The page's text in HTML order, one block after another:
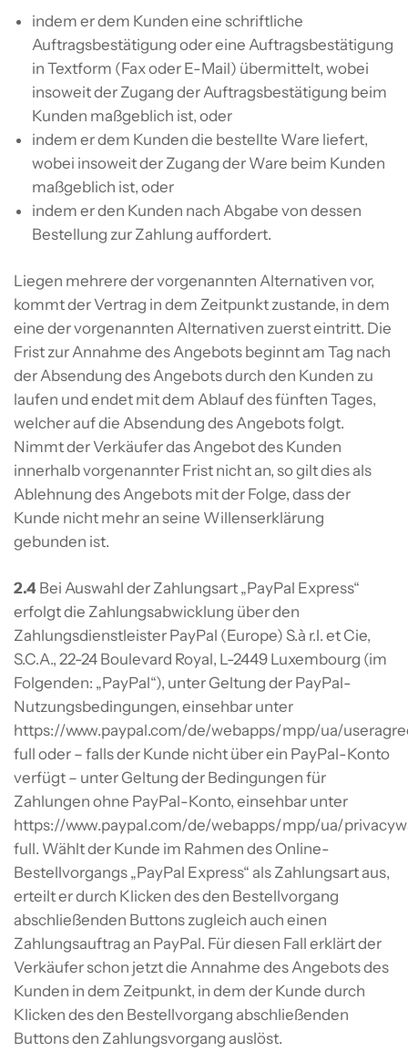
indem er dem Kunden eine schriftliche
Auftragsbestätigung oder eine Auftragsbestätigung
in Textform (Fax oder E-Mail) übermittelt, wobei
insoweit der Zugang der Auftragsbestätigung beim
Kunden maßgeblich ist, oder
indem er dem Kunden die bestellte Ware liefert,
wobei insoweit der Zugang der Ware beim Kunden
maßgeblich ist, oder
indem er den Kunden nach Abgabe von dessen
Bestellung zur Zahlung auffordert.
Liegen mehrere der vorgenannten Alternativen vor,
kommt der Vertrag in dem Zeitpunkt zustande, in dem
eine der vorgenannten Alternativen zuerst eintritt. Die
Frist zur Annahme des Angebots beginnt am Tag nach
der Absendung des Angebots durch den Kunden zu
laufen und endet mit dem Ablauf des fünften Tages,
welcher auf die Absendung des Angebots folgt.
Nimmt der Verkäufer das Angebot des Kunden
innerhalb vorgenannter Frist nicht an, so gilt dies als
Ablehnung des Angebots mit der Folge, dass der
Kunde nicht mehr an seine Willenserklärung
gebunden ist.
2.4 Bei Auswahl der Zahlungsart „PayPal Express“
erfolgt die Zahlungsabwicklung über den
Zahlungsdienstleister PayPal (Europe) S.à r.l. et Cie,
S.C.A., 22-24 Boulevard Royal, L-2449 Luxembourg (im
Folgenden: „PayPal“), unter Geltung der PayPal-
Nutzungsbedingungen, einsehbar unter
https://www.paypal.com/de/webapps/mpp/ua/
full oder – falls der Kunde nicht über ein PayPal-Konto
verfügt – unter Geltung der Bedingungen für
Zahlungen ohne PayPal-Konto, einsehbar unter
https://www.paypal.com/de/webapps/mpp/ua/
full. Wählt der Kunde im Rahmen des Online-
Bestellvorgangs „PayPal Express“ als Zahlungsart aus,
erteilt er durch Klicken des den Bestellvorgang
abschließenden Buttons zugleich auch einen
Zahlungsauftrag an PayPal. Für diesen Fall erklärt der
Verkäufer schon jetzt die Annahme des Angebots des
Kunden in dem Zeitpunkt, in dem der Kunde durch
Klicken des den Bestellvorgang abschließenden
Buttons den Zahlungsvorgang auslöst.